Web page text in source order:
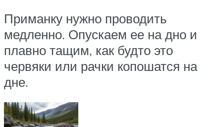
Приманку нужно проводить
медленно. Опускаем ее на дно и
плавно тащим, как будто это
червяки или рачки копошатся на
дне.